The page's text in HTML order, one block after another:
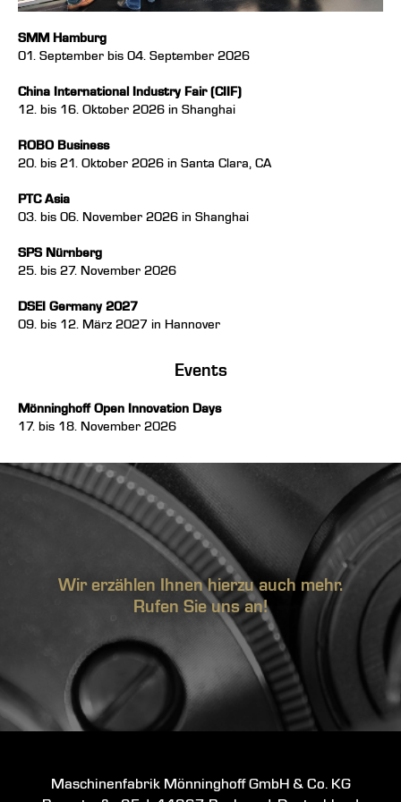
SMM Hamburg
01. September bis 04. September 2026
China International Industry Fair (CIIF)
12. bis 16. Oktober 2026 in Shanghai
ROBO Business
20. bis 21. Oktober 2026 in Santa Clara, CA
PTC Asia
03. bis 06. November 2026 in Shanghai
SPS Nürnberg
25. bis 27. November 2026
DSEI Germany 2027
09. bis 12. März 2027 in Hannover
Events
Mönninghoff Open Innovation Days
17. bis 18. November 2026
Wir erzählen Ihnen hierzu auch mehr.
Rufen Sie uns an!
Maschinenfabrik Mönninghoff GmbH & Co. KG